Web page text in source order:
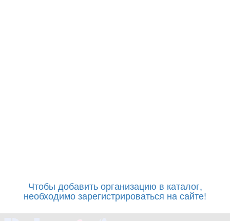
Чтобы добавить организацию в каталог,
необходимо зарегистрироваться на сайте!